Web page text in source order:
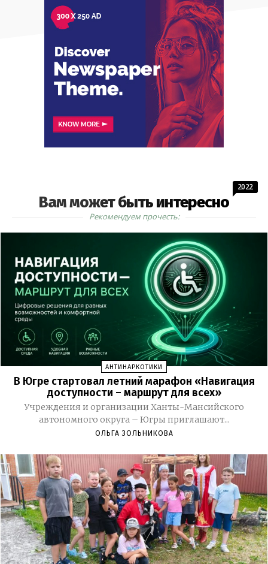
Вам может быть интересно
2022
Рекомендуем прочесть:
АНТИНАРКОТИКИ
В Югре стартовал летний марафон «Навигация
доступности – маршрут для всех»
Учреждения и организации Ханты-Мансийского
автономного округа – Югры приглашают...
ОЛЬГА ЗОЛЬНИКОВА